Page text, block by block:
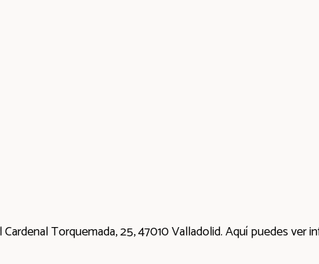
Torquemada, 25, 47010 Valladolid. Aquí puedes ver